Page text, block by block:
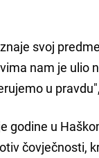
svoj
nam je ulio
u
godine u
čovječnosti,